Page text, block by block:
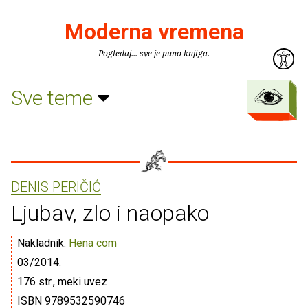
Moderna vremena
Pogledaj... sve je puno knjiga.
Sve teme
DENIS PERIČIĆ
Ljubav, zlo i naopako
Nakladnik: Hena com
03/2014.
176 str., meki uvez
ISBN 9789532590746